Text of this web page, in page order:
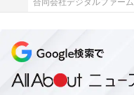
合同会社デジタルファーム